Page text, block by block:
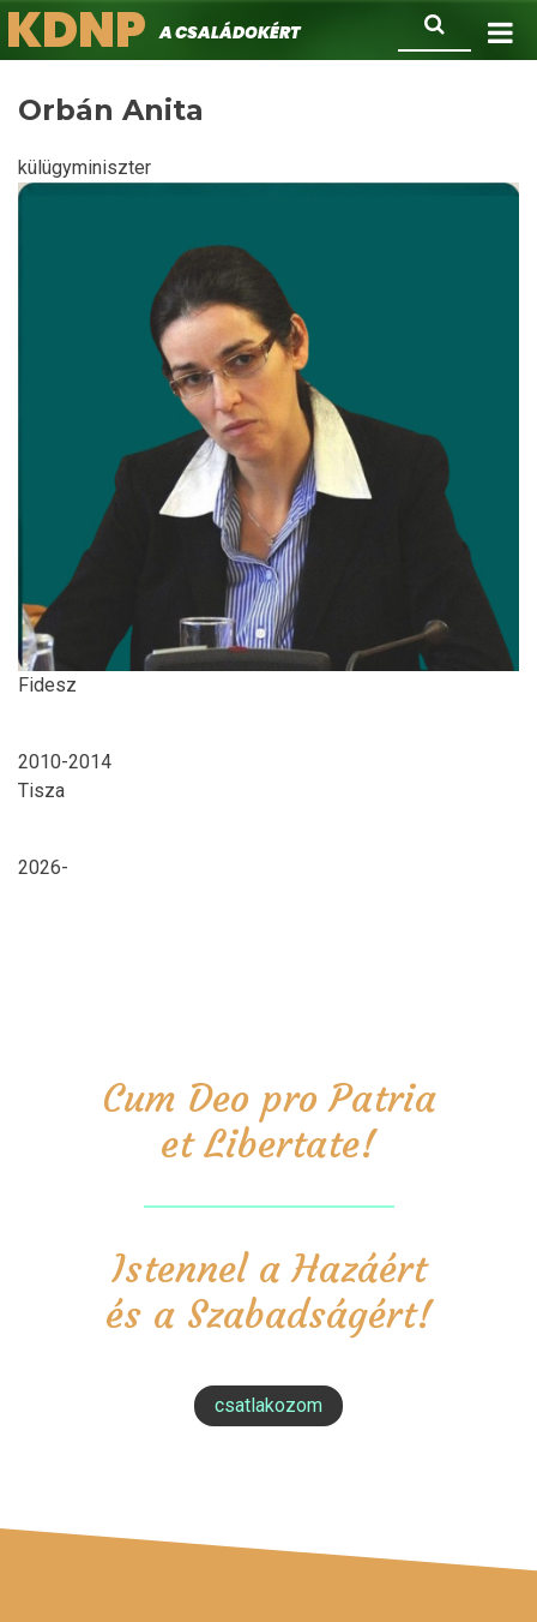
Ugrás
a
Keresés
KDNPA családokért.
Orbán Anita
külügyminiszter
Fidesz
2010-2014
Tisza
2026-
Cum Deo pro Patria
et Libertate!
Istennel a Hazáért
és a Szabadságért!
csatlakozom